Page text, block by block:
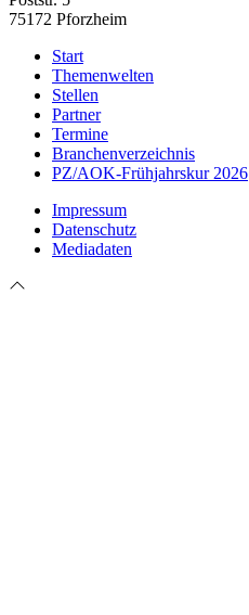
75172 Pforzheim
Start
Themenwelten
Stellen
Partner
Termine
Branchenverzeichnis
PZ/AOK-Frühjahrskur 2026
Impressum
Datenschutz
Mediadaten